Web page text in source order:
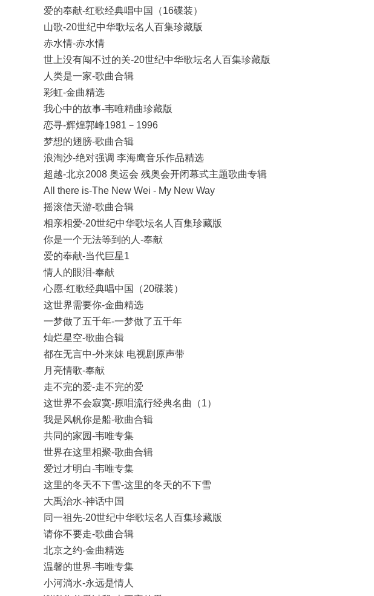
爱的奉献-红歌经典唱中国（16碟装）
山歌-20世纪中华歌坛名人百集珍藏版
赤水情-赤水情
世上没有闯不过的关-20世纪中华歌坛名人百集珍藏版
人类是一家-歌曲合辑
彩虹-金曲精选
我心中的故事-韦唯精曲珍藏版
恋寻-辉煌郭峰1981－1996
梦想的翅膀-歌曲合辑
浪淘沙-绝对强调 李海鹰音乐作品精选
超越-北京2008 奥运会 残奥会开闭幕式主题歌曲专辑
All there is-The New Wei - My New Way
摇滚信天游-歌曲合辑
相亲相爱-20世纪中华歌坛名人百集珍藏版
你是一个无法等到的人-奉献
爱的奉献-当代巨星1
情人的眼泪-奉献
心愿-红歌经典唱中国（20碟装）
这世界需要你-金曲精选
一梦做了五千年-一梦做了五千年
灿烂星空-歌曲合辑
都在无言中-外来妹 电视剧原声带
月亮情歌-奉献
走不完的爱-走不完的爱
这世界不会寂寞-原唱流行经典名曲（1）
我是风帆你是船-歌曲合辑
共同的家园-韦唯专集
世界在这里相聚-歌曲合辑
爱过才明白-韦唯专集
这里的冬天不下雪-这里的冬天的不下雪
大禹治水-神话中国
同一祖先-20世纪中华歌坛名人百集珍藏版
请你不要走-歌曲合辑
北京之约-金曲精选
温馨的世界-韦唯专集
小河淌水-永远是情人